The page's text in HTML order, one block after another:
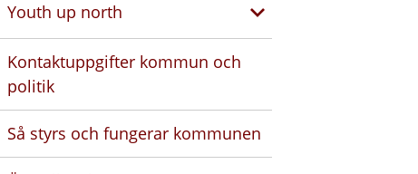
Youth up north
Kontaktuppgifter kommun och
politik
Så styrs och fungerar kommunen